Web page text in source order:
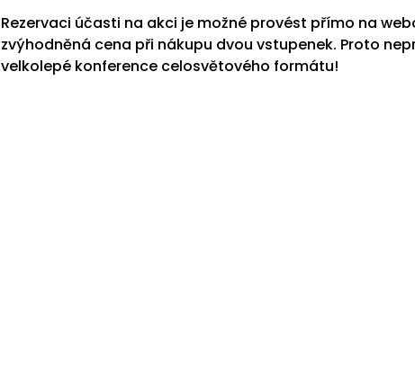
Rezervaci účasti na akci je možné provést přímo na
zvýhodněná cena při nákupu dvou vstupenek. Proto
velkolepé konference celosvětového formátu!